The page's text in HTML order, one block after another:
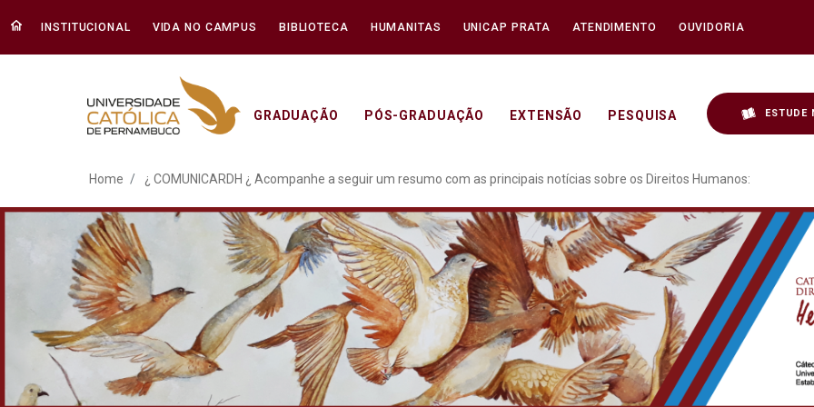
INSTITUCIONAL VIDA NO CAMPUS BIBLIOTECA HUMANITAS UNICAP PRATA ATENDIMENTO OUVIDORIA
GRADUAÇÃO PÓS-GRADUAÇÃO EXTENSÃO PESQUISA ESTUDE
¿ COMUNICARDH ¿ Acompanhe a seguir um
Home ¿ COMUNICARDH ¿ Acompanhe a seguir um resumo com as principais notícias sobre os Direitos Humanos: